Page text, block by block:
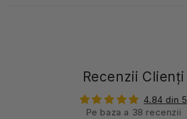
Recenzii Clienți
4.84 din 5
Pe baza a 38 recenzii